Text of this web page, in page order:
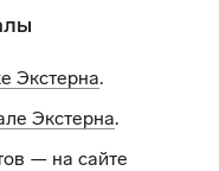
Экстерна.
Экстерна.
— на сайте